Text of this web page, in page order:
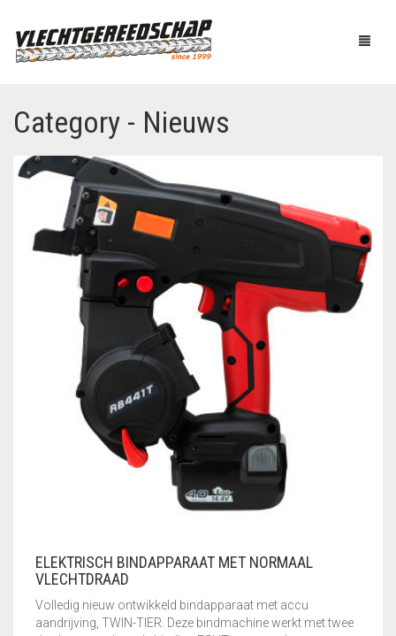
AUTOMATISCH BINDEN
BOUTENSCHAREN
C-RINGTOOL
DRAADBINDER
ELEKTRISCH KNIPPEN
EN BUIGEN
GEBRUIKTE MACHINES
GEREEDSCHAPSSETS
PLOOIIJZER
PLOOIPLAAT
0
Category - Nieuws
ELEKTRISCH BINDAPPARAAT MET NORMAAL
VLECHTDRAAD
Volledig nieuw ontwikkeld bindapparaat met accu
aandrijving, TWIN-TIER. Deze bindmachine werkt met twee